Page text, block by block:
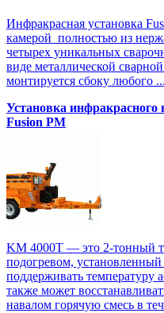
Инфракрасная установка
камерой полностью из
четырех уникальных
виде металлической
монтируется сбоку любого ...
Установка инфракрасного
Fusion PM
KM 4000T — это 2-тонный
подогревом,
поддерживать температуру
также может
навалом горячую смесь в